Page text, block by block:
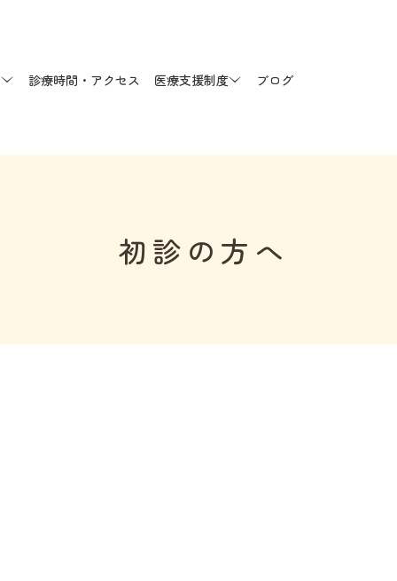
診療時間・アクセス 医療支援制度 ブログ
初診の方へ